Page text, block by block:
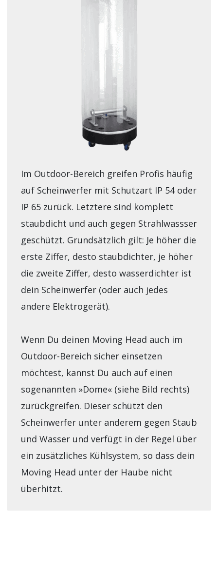
Im Outdoor-Bereich greifen Profis häufig
auf Scheinwerfer mit Schutzart IP 54 oder
IP 65 zurück. Letztere sind komplett
staubdicht und auch gegen Strahlwassser
geschützt. Grundsätzlich gilt: Je höher die
erste Ziffer, desto staubdichter, je höher
die zweite Ziffer, desto wasserdichter ist
dein Scheinwerfer (oder auch jedes
andere Elektrogerät).
Wenn Du deinen Moving Head auch im
Outdoor-Bereich sicher einsetzen
möchtest, kannst Du auch auf einen
sogenannten »Dome« (siehe Bild rechts)
zurückgreifen. Dieser schützt den
Scheinwerfer unter anderem gegen Staub
und Wasser und verfügt in der Regel über
ein zusätzliches Kühlsystem, so dass dein
Moving Head unter der Haube nicht
überhitzt.